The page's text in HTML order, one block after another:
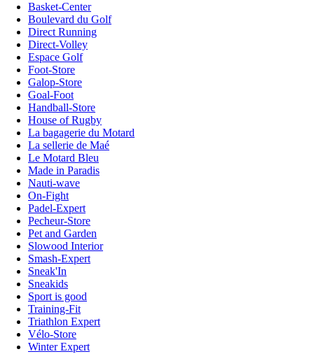
Basket-Center
Boulevard du Golf
Direct Running
Direct-Volley
Espace Golf
Foot-Store
Galop-Store
Goal-Foot
Handball-Store
House of Rugby
La bagagerie du Motard
La sellerie de Maé
Le Motard Bleu
Made in Paradis
Nauti-wave
On-Fight
Padel-Expert
Pecheur-Store
Pet and Garden
Slowood Interior
Smash-Expert
Sneak'In
Sneakids
Sport is good
Training-Fit
Triathlon Expert
Vélo-Store
Winter Expert